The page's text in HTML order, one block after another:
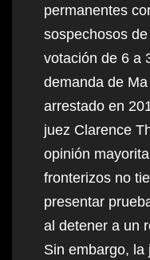
permanentes
sospechosos
votación de 6 a
demanda de
arrestado en
juez Clarence
opinión
fronterizos no
presentar
al detener a un
Sin embargo, la